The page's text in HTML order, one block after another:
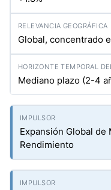
Global, concentrado
Mediano plazo (2-4
Expansión Global de
Rendimiento